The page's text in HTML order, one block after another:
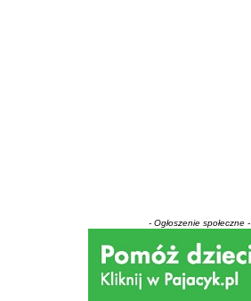
- Ogłoszenie społeczne -